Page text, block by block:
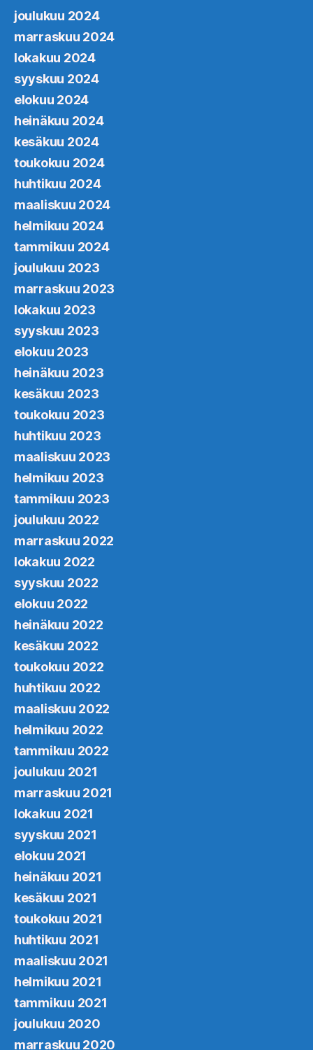
joulukuu 2024
marraskuu 2024
lokakuu 2024
syyskuu 2024
elokuu 2024
heinäkuu 2024
kesäkuu 2024
toukokuu 2024
huhtikuu 2024
maaliskuu 2024
helmikuu 2024
tammikuu 2024
joulukuu 2023
marraskuu 2023
lokakuu 2023
syyskuu 2023
elokuu 2023
heinäkuu 2023
kesäkuu 2023
toukokuu 2023
huhtikuu 2023
maaliskuu 2023
helmikuu 2023
tammikuu 2023
joulukuu 2022
marraskuu 2022
lokakuu 2022
syyskuu 2022
elokuu 2022
heinäkuu 2022
kesäkuu 2022
toukokuu 2022
huhtikuu 2022
maaliskuu 2022
helmikuu 2022
tammikuu 2022
joulukuu 2021
marraskuu 2021
lokakuu 2021
syyskuu 2021
elokuu 2021
heinäkuu 2021
kesäkuu 2021
toukokuu 2021
huhtikuu 2021
maaliskuu 2021
helmikuu 2021
tammikuu 2021
joulukuu 2020
marraskuu 2020